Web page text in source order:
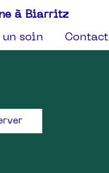
à Biarritz
un soin Contact